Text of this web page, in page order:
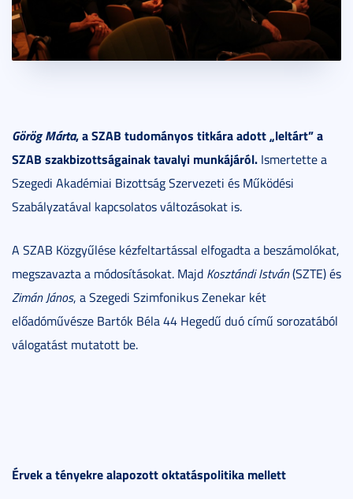
Görög Márta, a SZAB tudományos titkára adott „leltárt” a
SZAB szakbizottságainak tavalyi munkájáról. Ismertette a
Szegedi Akadémiai Bizottság Szervezeti és Működési
Szabályzatával kapcsolatos változásokat is.
A SZAB Közgyűlése kézfeltartással elfogadta a beszámolókat,
megszavazta a módosításokat. Majd Kosztándi István(SZTE) és
Zimán János, a Szegedi Szimfonikus Zenekar két
előadóművésze Bartók Béla 44 Hegedű duó című sorozatából
válogatást mutatott be.
Érvek a tényekre alapozott oktatáspolitika mellett